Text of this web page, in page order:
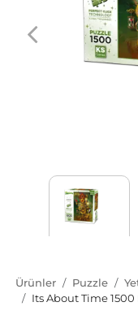
Ürünler Puzzle
Its About Time